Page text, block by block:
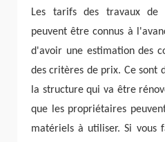
Les tarifs des travaux de
peuvent être connus à
d'avoir une estimation des
des critères de prix. Ce sont
la structure qui va être
que les propriétaires
matériels à utiliser. Si vous